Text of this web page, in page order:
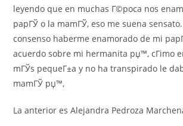
leyendo que en muchas Г©poca nos
papГЎ o la mamГЎ, eso me suena
consenso haberme enamorado de mi
acuerdo sobre mi hermanita рџ™‚ cГіmo
mГЎs pequeГ±a y no ha transpirado le
mamГЎ рџ™‚
La anterior es Alejandra Pedroza